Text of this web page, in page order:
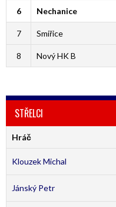
6 Nechanice
7 Smiřice
8 Nový HK B
STŘELCI
Hráč
Klouzek Michal
Jánský Petr